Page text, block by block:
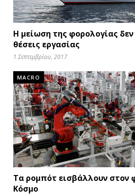
Η μείωση της φορολογίας δεν
θέσεις εργασίας
1 Σεπτεμβρίου, 2017
MACRO
Τα ρομπότ εισβάλλουν στον
Κόσμο